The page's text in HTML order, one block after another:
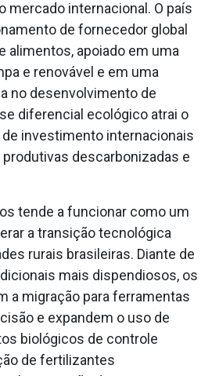
mercado internacional. O país
de fornecedor global
alimentos, apoiado em uma
e renovável e em uma
no desenvolvimento de
diferencial ecológico atrai o
investimento internacionais
descarbonizadas e
tende a funcionar como um
a transição tecnológica
rurais brasileiras. Diante de
mais dispendiosos, os
a migração para ferramentas
e expandem o uso de
biológicos de controle
de fertilizantes